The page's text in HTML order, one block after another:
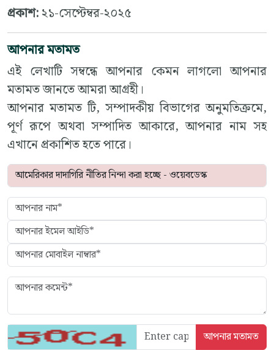
প্রকাশ:২১-সেপ্টেম্বর-২০২৫
আপনার মতামত
এই লেখাটি সম্বন্ধে আপনার কেমন লাগলো আপনার
মতামত জানতে আমরা আগ্রহী।
আপনার মতামত টি, সম্পাদকীয় বিভাগের অনুমতিক্রমে,
পূর্ণ রূপে অথবা সম্পাদিত আকারে, আপনার নাম সহ
এখানে প্রকাশিত হতে পারে।